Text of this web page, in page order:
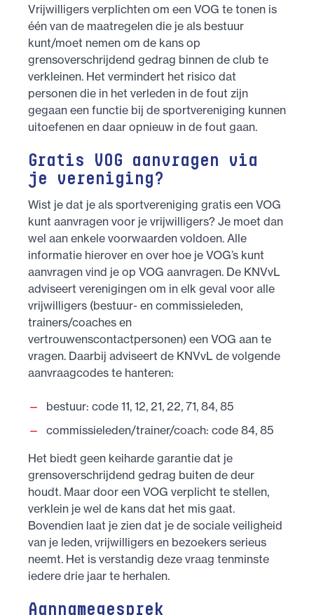
Vrijwilligers verplichten om een VOG te tonen is
één van de maatregelen die je als bestuur
kunt/moet nemen om de kans op
grensoverschrijdend gedrag binnen de club te
verkleinen. Het vermindert het risico dat
personen die in het verleden in de fout zijn
gegaan een functie bij de sportvereniging kunnen
uitoefenen en daar opnieuw in de fout gaan.
Gratis VOG aanvragen via
je vereniging?
Wist je dat je als sportvereniging gratis een VOG
kunt aanvragen voor je vrijwilligers? Je moet dan
wel aan enkele voorwaarden voldoen. Alle
informatie hierover en over hoe je VOG’s kunt
aanvragen vind je op VOG aanvragen. De KNVvL
adviseert verenigingen om in elk geval voor alle
vrijwilligers (bestuur- en commissieleden,
trainers/coaches en
vertrouwenscontactpersonen) een VOG aan te
vragen. Daarbij adviseert de KNVvL de volgende
aanvraagcodes te hanteren:
bestuur: code 11, 12, 21, 22, 71, 84, 85
commissieleden/trainer/coach: code 84, 85
Het biedt geen keiharde garantie dat je
grensoverschrijdend gedrag buiten de deur
houdt. Maar door een VOG verplicht te stellen,
verklein je wel de kans dat het mis gaat.
Bovendien laat je zien dat je de sociale veiligheid
van je leden, vrijwilligers en bezoekers serieus
neemt. Het is verstandig deze vraag tenminste
iedere drie jaar te herhalen.
Aannamegesprek